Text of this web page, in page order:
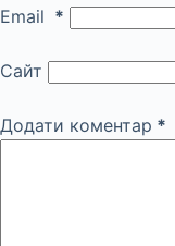
Email *
Сайт
Додати коментар *